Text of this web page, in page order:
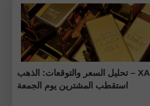
XAU/USD – تحليل السعر والتوقعات: الذهب
استقطب المشترين يوم الجمعة